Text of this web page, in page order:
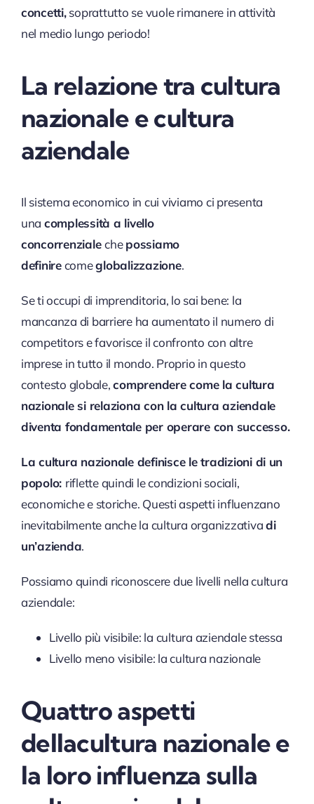
concetti,soprattutto se vuole rimanere in attività
nel medio lungo periodo!
La relazione tra cultura
nazionale e cultura
aziendale
Il sistema economico in cui viviamo ci presenta
una complessità a livello
concorrenzialechepossiamo
definirecomeglobalizzazione.
Se ti occupi di imprenditoria, lo sai bene: la
mancanza di barriere ha aumentato il numero di
competitors e favorisce il confronto con altre
imprese in tutto il mondo. Proprio in questo
contesto globale,comprendere come la cultura
nazionalesi relaziona conla cultura aziendale
diventa fondamentale per operare con successo.
La cultura nazionale definisce le tradizioni di un
popolo: riflette quindi le condizioni sociali,
economiche e storiche. Questi aspetti influenzano
inevitabilmente anche la cultura organizzativadi
un’azienda.
Possiamo quindi riconoscere due livelli nella cultura
aziendale:
Livello più visibile: la cultura aziendale stessa
Livello meno visibile: la cultura nazionale
Quattro aspetti
dellacultura nazionale e
la loro influenza sulla